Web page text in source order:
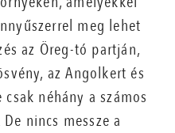
meg lehet
az Öreg-tó partján,
az Angolkert és
néhány a számos
nincs messze a